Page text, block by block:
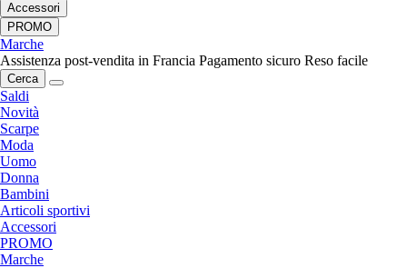
Accessori
PROMO
Marche
Assistenza post-vendita in Francia Pagamento sicuro Reso facile
Cerca
Saldi
Novità
Scarpe
Moda
Uomo
Donna
Bambini
Articoli sportivi
Accessori
PROMO
Marche